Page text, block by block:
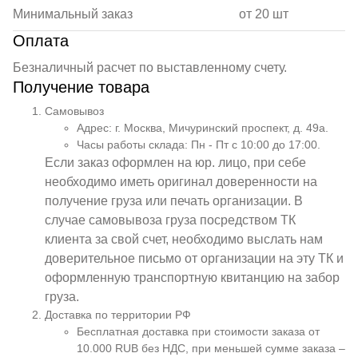
Минимальный заказ от 20 шт
Оплата
Безналичный расчет по выставленному счету.
Получение товара
Самовывоз
Адрес: г. Москва, Мичуринский проспект, д. 49а.
Часы работы склада: Пн - Пт с 10:00 до 17:00.
Если заказ оформлен на юр. лицо, при себе
необходимо иметь оригинал доверенности на
получение груза или печать организации. В
случае самовывоза груза посредством ТК
клиента за свой счет, необходимо выслать нам
доверительное письмо от организации на эту ТК и
оформленную транспортную квитанцию на забор
груза.
Доставка по территории РФ
Бесплатная доставка при стоимости заказа от
10.000 RUB без НДС, при меньшей сумме заказа –